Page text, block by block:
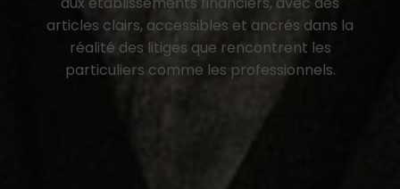
articles clairs, accessibles et ancrés dans la
réalité des litiges que rencontrent les
particuliers comme les professionnels.